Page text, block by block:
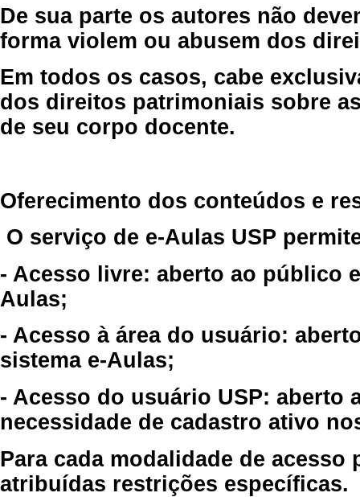
De sua parte os autores não
forma violem ou abusem dos
Em todos os casos, cabe
dos direitos patrimoniais sobre
de seu corpo docente.
Oferecimento dos conteúdos e
O serviço de e-Aulas USP
- Acesso livre: aberto ao público
Aulas;
- Acesso à área do usuário:
sistema e-Aulas;
- Acesso do usuário USP: aberto
necessidade de cadastro ativo
Para cada modalidade de
atribuídas restrições específicas.